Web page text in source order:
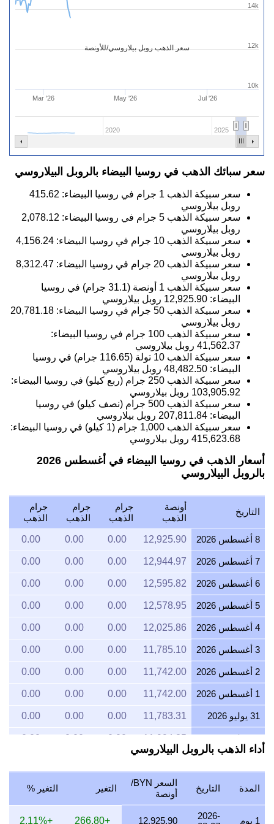
سعر الذهب روبل بيلاروسي/للأونصة
Mar '26 May '26 Jul '26
2020 2025
10k
12k
14k
سعر سبائك الذهب في روسيا البيضاء بالروبل البيلاروسي
سعر سبيكة الذهب 1 جرام في روسيا البيضاء:
415.62
روبل بيلاروسي
سعر سبيكة الذهب 5 جرام في روسيا البيضاء:
2,078.12
روبل بيلاروسي
سعر سبيكة الذهب 10 جرام في روسيا البيضاء:
4,156.24
روبل بيلاروسي
سعر سبيكة الذهب 20 جرام في روسيا البيضاء:
8,312.47
روبل بيلاروسي
سعر سبيكة الذهب 1 أونصة (31.1 جرام) في روسيا
البيضاء: 12,925.90 روبل بيلاروسي
سعر سبيكة الذهب 50 جرام في روسيا البيضاء:
20,781.18
روبل بيلاروسي
سعر سبيكة الذهب 100 جرام في روسيا البيضاء:
41,562.37 روبل بيلاروسي
سعر سبيكة الذهب 10 تولة (116.65 جرام) في روسيا
البيضاء: 48,482.50 روبل بيلاروسي
سعر سبيكة الذهب 250 جرام (ربع كيلو) في روسيا البيضاء:
103,905.92 روبل بيلاروسي
سعر سبيكة الذهب 500 جرام (نصف كيلو) في روسيا
البيضاء: 207,811.84 روبل بيلاروسي
سعر سبيكة الذهب 1,000 جرام (1 كيلو) في روسيا البيضاء:
415,623.68 روبل بيلاروسي
أسعار الذهب في روسيا البيضاء في أغسطس 2026
بالروبل البيلاروسي
التاريخ
أونصة
الذهب
جرام
الذهب
جرام
الذهب
جرام
الذهب
8 أغسطس 2026 12,925.90
0.00
0.00
0.00
7 أغسطس 2026 12,944.97
0.00
0.00
0.00
6 أغسطس 2026 12,595.82
0.00
0.00
0.00
5 أغسطس 2026 12,578.95
0.00
0.00
0.00
4 أغسطس 2026 12,025.86
0.00
0.00
0.00
3 أغسطس 2026 11,785.10
0.00
0.00
0.00
2 أغسطس 2026 11,742.00
0.00
0.00
0.00
1 أغسطس 2026 11,742.00
0.00
0.00
0.00
31 يوليو 2026 11,783.31
0.00
0.00
0.00
30 يوليو 2026 11,994.35
0.00
0.00
0.00
28 يوليو 2026 11,565.86
0.00
27 يوليو 2026 11,710.63
0.00
0.00
0.00
أداء الذهب بالروبل البيلاروسي
المدة التاريخ
السعر BYN/
أونصة
التغير التغير %
1 يوم
2026-
12,925.90
+266.80
+2.11%